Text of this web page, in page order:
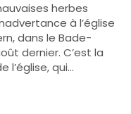
herbes
à l’église
dans le Bade-
dernier. C’est la
l’église, qui…